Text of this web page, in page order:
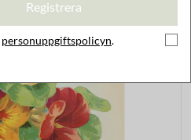
Registrera
personuppgiftspolicyn.